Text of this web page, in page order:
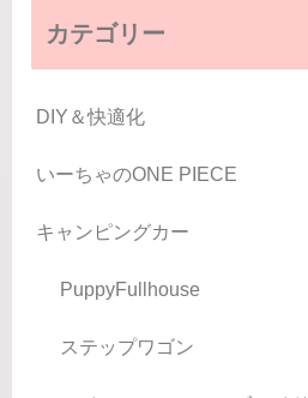
カテゴリー
DIY＆快適化
いーちゃのONE PIECE
キャンピングカー
PuppyFullhouse
ステップワゴン